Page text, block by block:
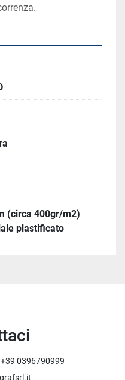
(circa 400gr/m2)
plastificato
0396790999